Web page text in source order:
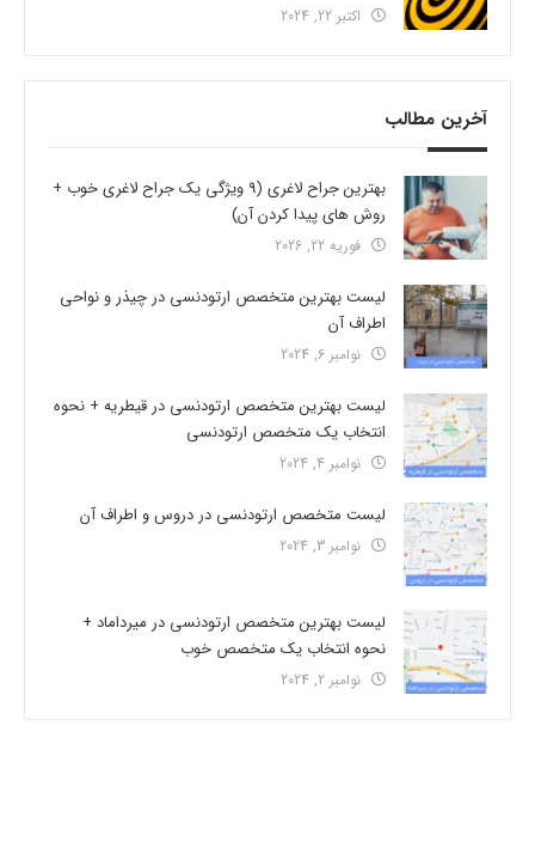
اکتبر 22, 2024
آخرین مطالب
بهترین جراح لاغری (9 ویژگی یک جراح لاغری خوب +
روش های پیدا کردن آن)
فوریه 22, 2026
لیست بهترین متخصص ارتودنسی در چیذر و نواحی
اطراف آن
نوامبر 6, 2024
لیست بهترین متخصص ارتودنسی در قیطریه + نحوه
انتخاب یک متخصص ارتودنسی
نوامبر 4, 2024
لیست متخصص ارتودنسی در دروس و اطراف آن
نوامبر 3, 2024
لیست بهترین متخصص ارتودنسی در میرداماد +
نحوه انتخاب یک متخصص خوب
نوامبر 2, 2024